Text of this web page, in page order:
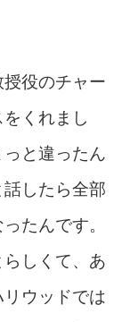
授役のチャー
くれまし
と違ったん
したら全部
たんです。
しくて、あ
ウッドでは